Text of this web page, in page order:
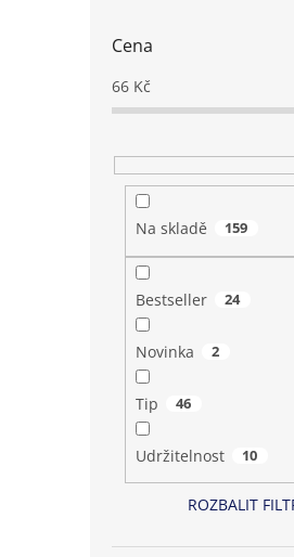
Cena
66 Kč
Na skladě 159
Bestseller 24
Novinka 2
Tip 46
Udržitelnost 10
ROZBALIT